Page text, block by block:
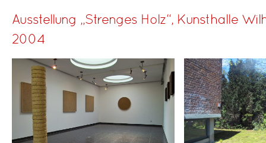
Ausstellung „Strenges Holz“, Kunsthalle
2004